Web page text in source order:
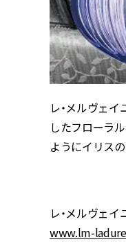
レ・メルヴェ
したフローラ
ようにイリス
レ・メルヴェ
www.lm-